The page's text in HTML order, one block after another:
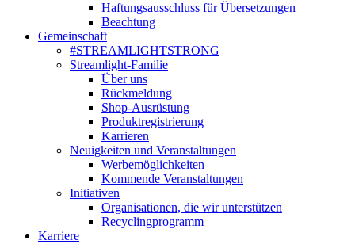
Haftungsausschluss für Übersetzungen
Beachtung
Gemeinschaft
#STREAMLIGHTSTRONG
Streamlight-Familie
Über uns
Rückmeldung
Shop-Ausrüstung
Produktregistrierung
Karrieren
Neuigkeiten und Veranstaltungen
Werbemöglichkeiten
Kommende Veranstaltungen
Initiativen
Organisationen, die wir unterstützen
Recyclingprogramm
Karriere